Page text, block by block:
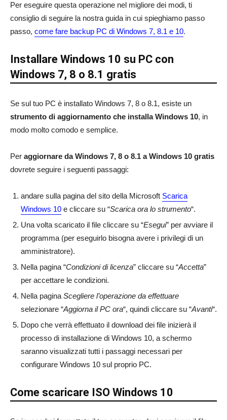
Per eseguire questa operazione nel migliore dei modi, ti
consiglio di seguire la nostra guida in cui spieghiamo passo
passo, come fare backup PC di Windows 7, 8.1 e 10.
Installare Windows 10 su PC con
Windows 7, 8 o 8.1 gratis
Se sul tuo PC è installato Windows 7, 8 o 8.1, esiste un
strumento di aggiornamento che installa Windows 10, in
modo molto comodo e semplice.
Per aggiornare da Windows 7, 8 o 8.1 a Windows 10 gratis
dovrete seguire i seguenti passaggi:
andare sulla pagina del sito della Microsoft Scarica
Windows 10 e cliccare su “Scarica ora lo strumento“.
Una volta scaricato il file cliccare su “Esegui” per avviare il
programma (per eseguirlo bisogna avere i privilegi di un
amministratore).
Nella pagina “Condizioni di licenza” cliccare su “Accetta”
per accettare le condizioni.
Nella pagina Scegliere l’operazione da effettuare
selezionare “Aggiorna il PC ora“, quindi cliccare su “Avanti“.
Dopo che verrà effettuato il download dei file inizierà il
processo di installazione di Windows 10, a schermo
saranno visualizzati tutti i passaggi necessari per
configurare Windows 10 sul proprio PC.
Come scaricare ISO Windows 10